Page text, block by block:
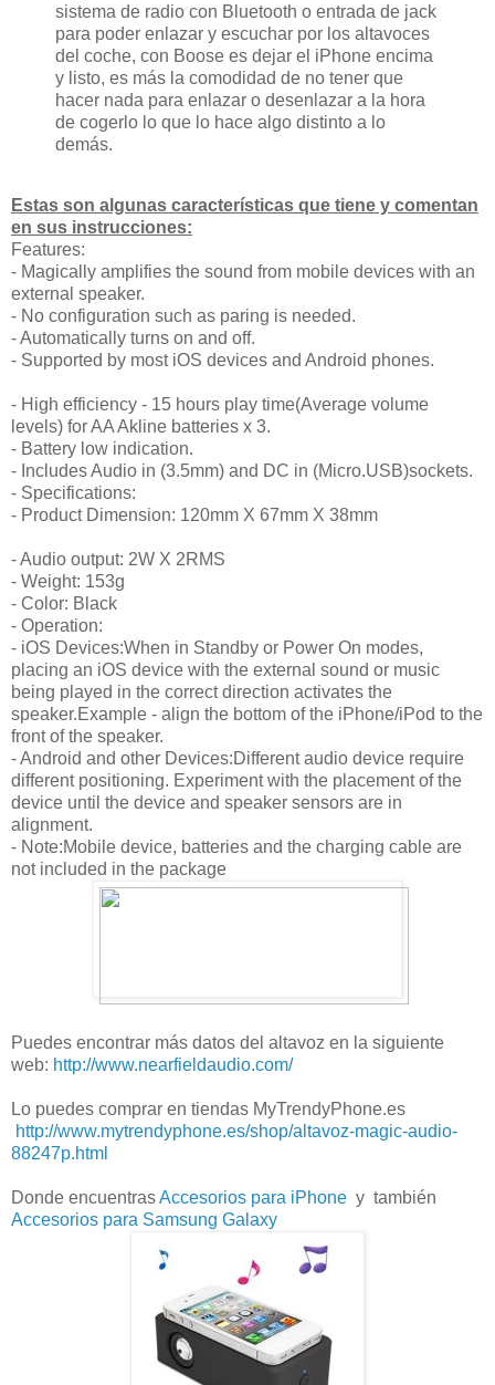
sistema de radio con Bluetooth o entrada de jack
para poder enlazar y escuchar por los altavoces
del coche, con Boose es dejar el iPhone encima
y listo, es más la comodidad de no tener que
hacer nada para enlazar o desenlazar a la hora
de cogerlo lo que lo hace algo distinto a lo
demás.
Estas son algunas características que tiene y comentan
en sus instrucciones:
Features:
- Magically amplifies the sound from mobile devices with an
external speaker.
- No configuration such as paring is needed.
- Automatically turns on and off.
- Supported by most iOS devices and Android phones.
- High efficiency - 15 hours play time(Average volume
levels) for AA Akline batteries x 3.
- Battery low indication.
- Includes Audio in (3.5mm) and DC in (Micro.USB)sockets.
- Specifications:
- Product Dimension: 120mm X 67mm X 38mm
- Audio output: 2W X 2RMS
- Weight: 153g
- Color: Black
- Operation:
- iOS Devices:When in Standby or Power On modes,
placing an iOS device with the external sound or music
being played in the correct direction activates the
speaker.Example - align the bottom of the iPhone/iPod to the
front of the speaker.
- Android and other Devices:Different audio device require
different positioning. Experiment with the placement of the
device until the device and speaker sensors are in
alignment.
- Note:Mobile device, batteries and the charging cable are
not included in the package
Puedes encontrar más datos del altavoz en la siguiente
web: http://www.nearfieldaudio.com/
Lo puedes comprar en tiendas MyTrendyPhone.es
http://www.mytrendyphone.es/shop/altavoz-magic-audio-
88247p.html
Donde encuentrasAccesorios para iPhone y también
Accesorios para Samsung Galaxy